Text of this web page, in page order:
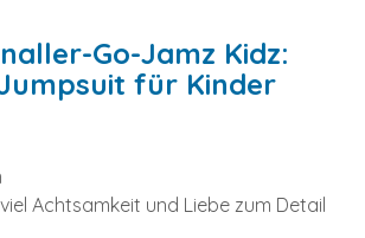
Go-Jamz Kidz:
für Kinder
Achtsamkeit und Liebe zum Detail